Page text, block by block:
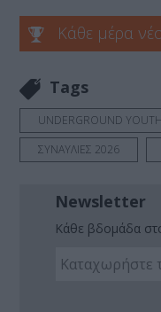
Κάθε μέρα
Tags
UNDERGROUND
ΣΥΝΑΥΛΙΕΣ 2026
Newsletter
Κάθε βδομάδα